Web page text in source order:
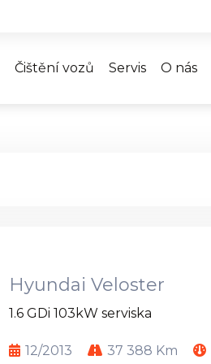
Čištění vozů Servis O nás
Hyundai Veloster
1.6 GDi 103kW serviska
12/2013 37 388 Km